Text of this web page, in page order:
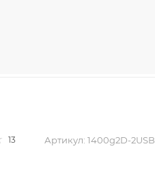
13 Артикул: 1400g2D-2USB